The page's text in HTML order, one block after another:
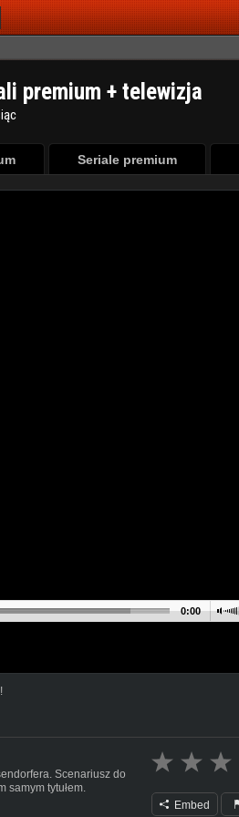
premium + telewizja
Seriale premium
0:00
Scenariusz do
samym tytułem.
Embed